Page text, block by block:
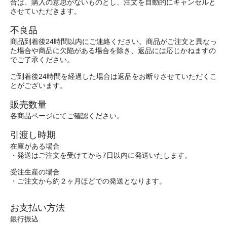
合は、購入の意思がないものとし、注文を自動的にキャンセルと
させていただきます。
不良品
商品到着後24時間以内にご連絡ください。商品がご注文と異なっ
た場合や商品に欠陥がある場合を除き、返品には応じかねますの
でご了承ください。
ご到着後24時間を経過した場合は返品をお断りさせていただくこ
とがございます。
販売数量
各商品ページにてご確認ください。
引渡し時期
在庫がある場合
・発送はご注文を受けてから7日以内に発送いたします。
受注生産の場合
・ご注文から約２ヶ月ほどでの発送となります。
お支払い方法
銀行振込